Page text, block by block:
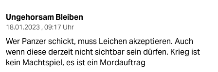
Ungehorsam Bleiben
18.01.2023 , 09:17 Uhr
Wer Panzer schickt, muss Leichen akzeptieren. Auch
wenn diese derzeit nicht sichtbar sein dürfen. Krieg ist
kein Machtspiel, es ist ein Mordauftrag